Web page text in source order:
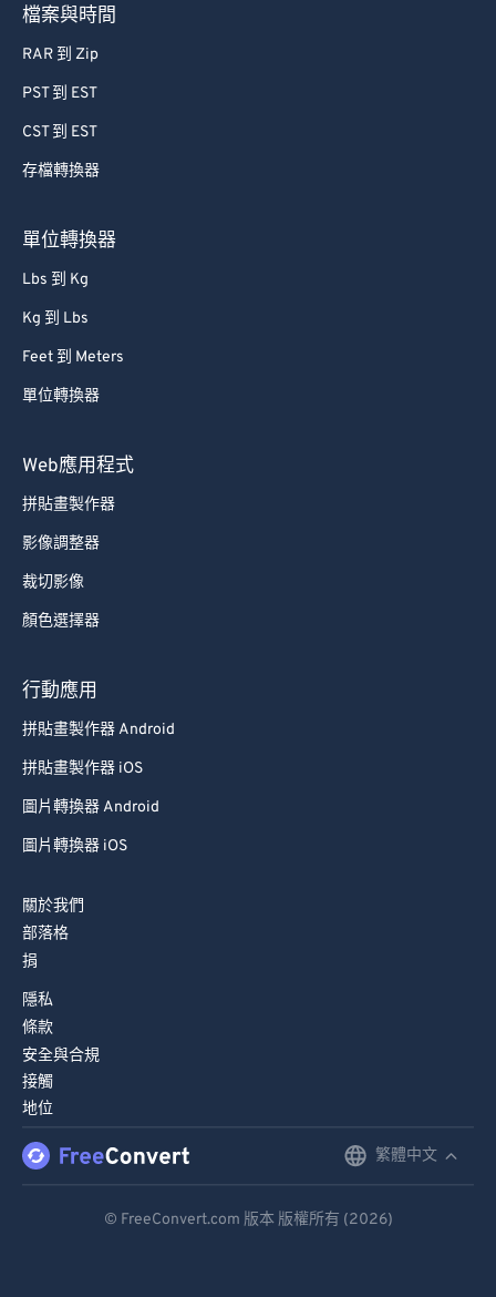
檔案與時間
RAR 到 Zip
PST 到 EST
CST 到 EST
存檔轉換器
單位轉換器
Lbs 到 Kg
Kg 到 Lbs
Feet 到 Meters
單位轉換器
Web應用程式
拼貼畫製作器
影像調整器
裁切影像
顏色選擇器
行動應用
拼貼畫製作器 Android
拼貼畫製作器 iOS
圖片轉換器 Android
圖片轉換器 iOS
關於我們
部落格
捐
隱私
條款
安全與合規
接觸
地位
繁體中文
© FreeConvert.com 版本 版權所有 (2026)